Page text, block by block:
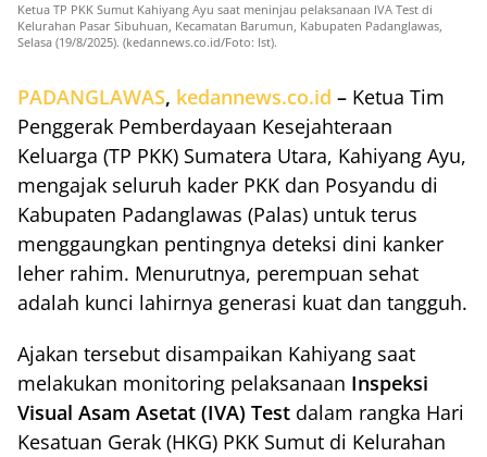
Ketua TP PKK Sumut Kahiyang Ayu saat meninjau pelaksanaan IVA Test di
Kelurahan Pasar Sibuhuan, Kecamatan Barumun, Kabupaten Padanglawas,
Selasa (19/8/2025). (kedannews.co.id/Foto: Ist).
PADANGLAWAS, kedannews.co.id – Ketua Tim
Penggerak Pemberdayaan Kesejahteraan
Keluarga (TP PKK) Sumatera Utara, Kahiyang Ayu,
mengajak seluruh kader PKK dan Posyandu di
Kabupaten Padanglawas (Palas) untuk terus
menggaungkan pentingnya deteksi dini kanker
leher rahim. Menurutnya, perempuan sehat
adalah kunci lahirnya generasi kuat dan tangguh.
Ajakan tersebut disampaikan Kahiyang saat
melakukan monitoring pelaksanaan Inspeksi
Visual Asam Asetat (IVA) Test dalam rangka Hari
Kesatuan Gerak (HKG) PKK Sumut di Kelurahan